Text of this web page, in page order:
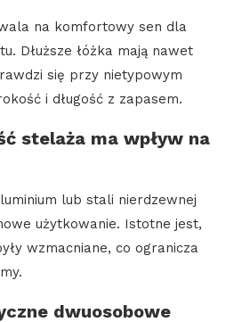
na komfortowy sen dla
Dłuższe łóżka mają nawet
się przy nietypowym
i długość z zapasem.
stelaża ma wpływ na
lub stali nierdzewnej
użytkowanie. Istotne jest,
wzmacniane, co ogranicza
dwuosobowe